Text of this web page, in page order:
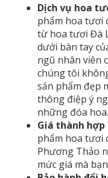
Dịch vụ hoa
phẩm hoa tươi
từ hoa tươi Đà
dưới bàn tay
ngũ nhân viên
chúng tôi
sản phẩm đẹp
thông điệp ý
những đóa hoa.
Giá thành hợp
phẩm hoa tươi
Phương Thảo
mức giá mà